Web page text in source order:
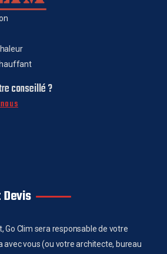
conseillé ?
Go Clim sera responsable de votre
avec vous (ou votre architecte, bureau